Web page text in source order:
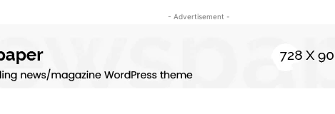
- Advertisement -